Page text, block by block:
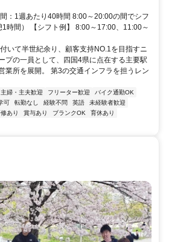
：1週あたり40時間 8:00～20:00の間でシフ
1時間） 【シフト例】 8:00～17:00、11:00～
いて半世紀余り、顧客支持NO.1を目指すニ
プの一員として、四国4県に点在する主要駅
業所を展開。 第3の交通インフラを担うレン
主婦・主夫歓迎 フリーター歓迎
バイク通勤OK
可 転勤なし 経験不問 英語
未経験者歓迎
あり 賞与あり ブランクOK
育休あり